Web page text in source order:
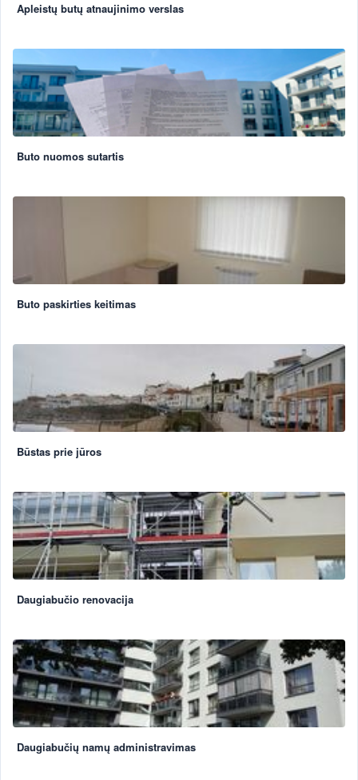
Apleistų butų atnaujinimo verslas
Buto nuomos sutartis
Buto paskirties keitimas
Būstas prie jūros
Daugiabučio renovacija
Daugiabučių namų administravimas